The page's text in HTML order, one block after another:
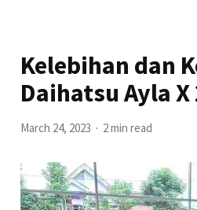
Kelebihan dan
Daihatsu Ayla X
March 24, 2023 2 min read